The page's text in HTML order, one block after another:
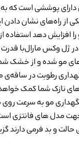
دارای پوششی است که
از راه‌های نشان دادن
افزایش دهد استفاده
ژل وکس مارال با
مو شده و از خشک
رطوبت در
نازک شما کمک خواهد
مو به سرعت
مدل های فانتزی
حالت و بد فرمی دارند